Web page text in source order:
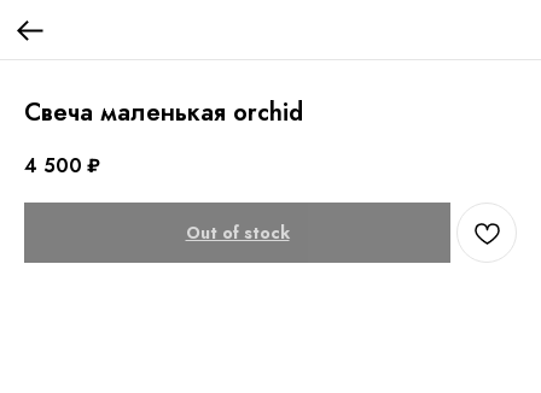
Свеча маленькая orchid
4 500 ₽
Out of stock